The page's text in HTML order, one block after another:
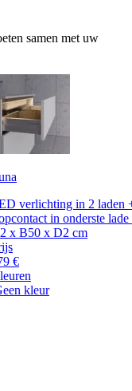
samen met uw
verlichting in 2 laden
in onderste
x B50 x D2 cm
€
kleur